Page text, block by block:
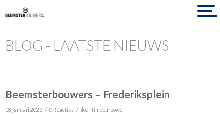
BLOG - LAATSTE NIEUWS
Beemsterbouwers – Frederiksplein
18 januari 2023 / 0 Reacties / doortimopurbowo